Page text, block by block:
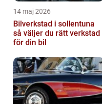
14 maj 2026
Bilverkstad i sollentuna
så väljer du rätt verkstad
för din bil